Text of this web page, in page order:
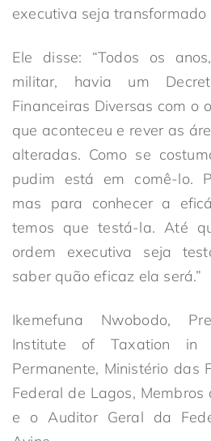
executiva seja transformado
Ele disse: “Todos os
militar, havia um
Financeiras Diversas com o
que aconteceu e rever as
alteradas. Como se
pudim está em comê-lo.
mas para conhecer a
temos que testá-la. Até
ordem executiva seja
saber quão eficaz ela será.”
Ikemefuna Nwobodo,
Institute of Taxation in
Permanente, Ministério das
Federal de Lagos, Membros
e o Auditor Geral da